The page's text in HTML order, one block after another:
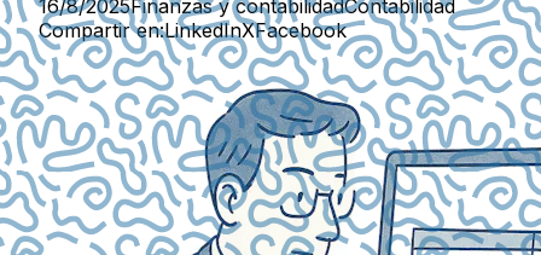
16/8/2025Finanzas y contabilidadContabilidad
Compartir en:LinkedInXFacebook